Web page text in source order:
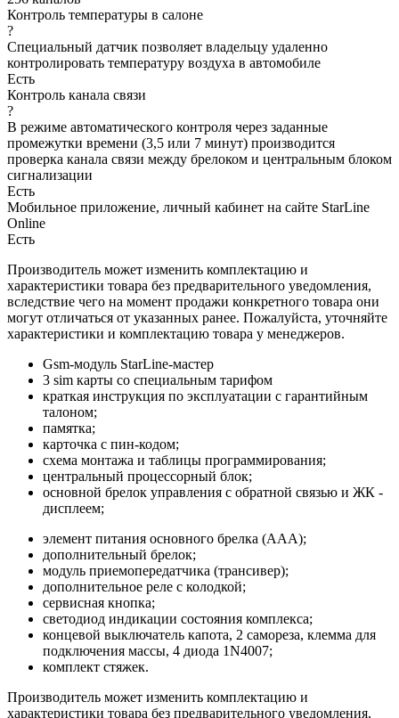
Контроль температуры в салоне
?
Специальный датчик позволяет владельцу удаленно
контролировать температуру воздуха в автомобиле
Есть
Контроль канала связи
?
В режиме автоматического контроля через заданные
промежутки времени (3,5 или 7 минут) производится
проверка канала связи между брелоком и центральным блоком
сигнализации
Есть
Мобильное приложение, личный кабинет на сайте StarLine
Online
Есть
Производитель может изменить комплектацию и
характеристики товара без предварительного уведомления,
вследствие чего на момент продажи конкретного товара они
могут отличаться от указанных ранее. Пожалуйста, уточняйте
характеристики и комплектацию товара у менеджеров.
Gsm-модуль StarLine-мастер
3 sim карты со специальным тарифом
краткая инструкция по эксплуатации с гарантийным
талоном;
памятка;
карточка с пин-кодом;
схема монтажа и таблицы программирования;
центральный процессорный блок;
основной брелок управления с обратной связью и ЖК -
дисплеем;
элемент питания основного брелка (ААА);
дополнительный брелок;
модуль приемопередатчика (трансивер);
дополнительное реле с колодкой;
сервисная кнопка;
светодиод индикации состояния комплекса;
концевой выключатель капота, 2 самореза, клемма для
подключения массы, 4 диода 1N4007;
комплект стяжек.
Производитель может изменить комплектацию и
характеристики товара без предварительного уведомления,